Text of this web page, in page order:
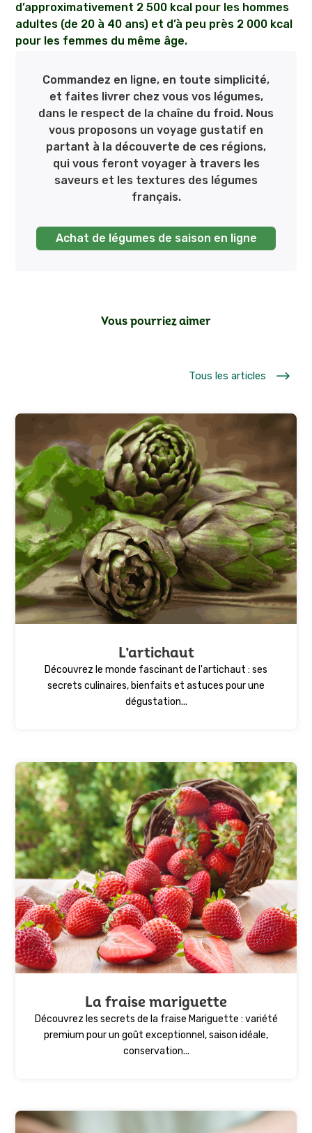
d’approximativement 2 500 kcal pour les hommes
adultes (de 20 à 40 ans) et d’à peu près 2 000 kcal
pour les femmes du même âge.
Commandez en ligne, en toute simplicité,
et faites livrer chez vous vos légumes,
dans le respect de la chaîne du froid. Nous
vous proposons un voyage gustatif en
partant à la découverte de ces régions,
qui vous feront voyager à travers les
saveurs et les textures des légumes
français.
Achat de légumes de saison en ligne
Vous pourriez aimer
$
Tous les articles
L’artichaut
Découvrez le monde fascinant de l'artichaut : ses
secrets culinaires, bienfaits et astuces pour une
dégustation...
La fraise mariguette
Découvrez les secrets de la fraise Mariguette : variété
premium pour un goût exceptionnel, saison idéale,
conservation...